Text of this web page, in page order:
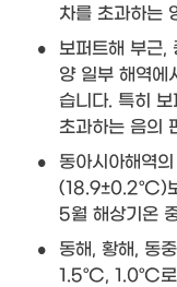
차를 초과하는
•
보퍼트해 부근,
양 일부 해역에
습니다. 특히
초과하는 음의
• 동아시아해역
(18.9±0.2°C)
5월 해상기온
•
동해, 황해, 동
1.5°C, 1.0°C